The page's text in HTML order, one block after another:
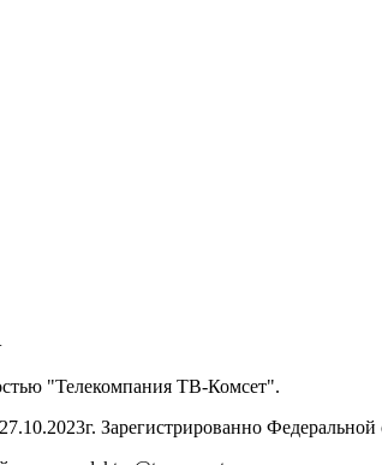
"Телекомпания ТВ-Комсет".
Зарегистрированно